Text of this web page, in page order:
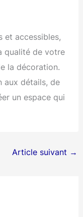
et accessibles,
qualité de votre
la décoration.
aux détails, de
un espace qui
Article suivant →